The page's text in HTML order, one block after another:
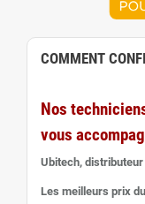
COMMENT
Nos
vous
Ubitech,
Les meilleurs prix